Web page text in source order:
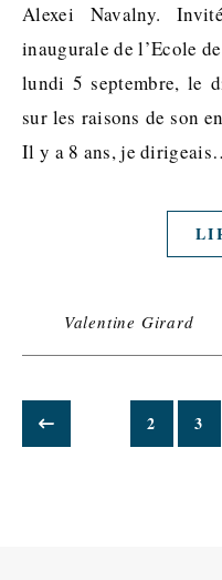
Alexei Navalny.
inaugurale de l’Ecole
lundi 5 septembre, le
sur les raisons de son
Il y a 8 ans, je
Valentine Girard
2 3